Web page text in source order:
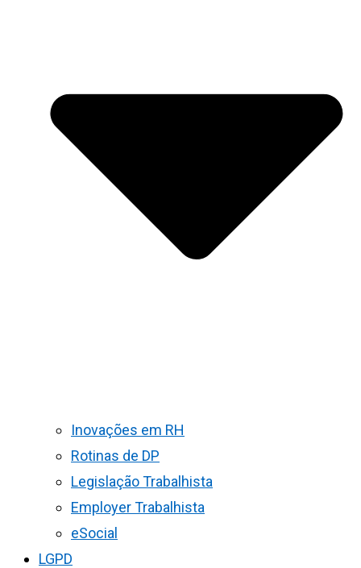
Inovações em RH
Rotinas de DP
Legislação Trabalhista
Employer Trabalhista
eSocial
LGPD